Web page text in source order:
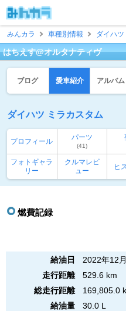
みんカラ
車種別情報 ダイハツ
はちえす@オルタナティヴ
ブログ 愛車紹介 アルバム
ダイハツ ミラカスタム
プロフィール パーツ
(41)
フォトギャラ
リー
クルマレビ
ュー
ヒ
燃費記録
給油日
2022年12
走行距離
529.6 km
総走行距離
169,805.0
給油量
30.0 L